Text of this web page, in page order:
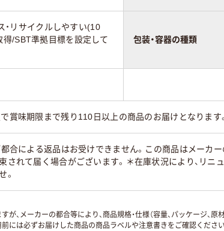
・リサイクルしやすい(10
/SBT準拠目標を設定して
包装・容器の種類
賞味期限まで残り110日以上の商品のお届けとなります。
都合による返品はお受けできません。この商品はメーカ
されて届く場合がございます。＊在庫状況により、リニ
。
メーカーの都合等により、商品規格・仕様（容量、パッケージ、
には必ずお届けした商品の商品ラベルや注意書きをご確認くださ